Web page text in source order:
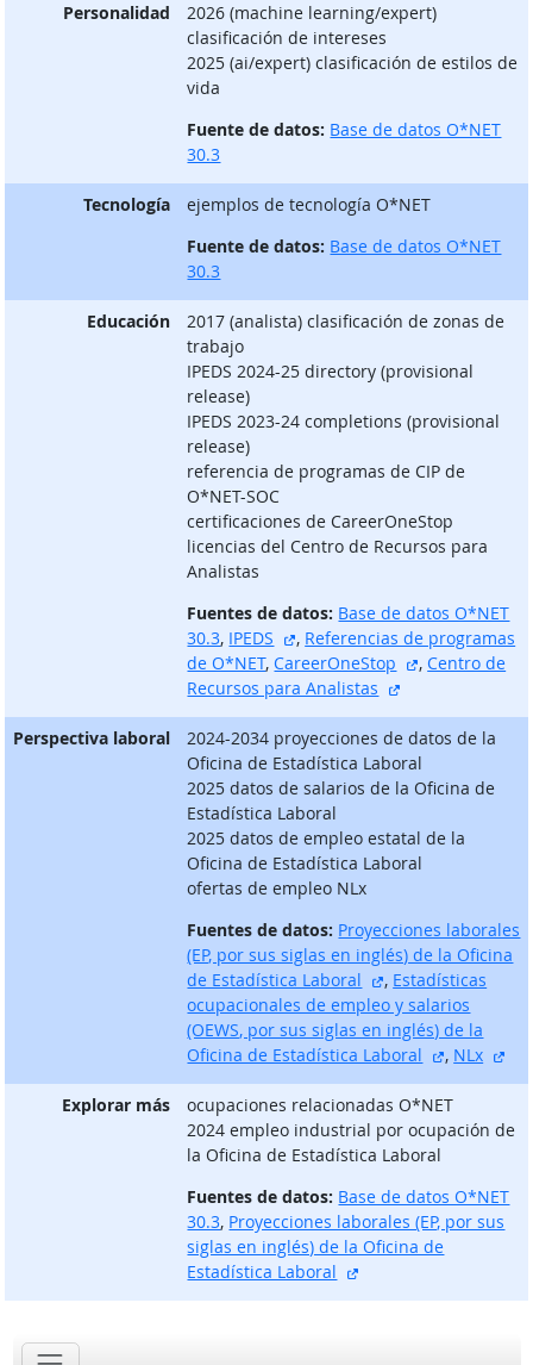
Personalidad
2026 (machine learning/expert)
clasificación de intereses
2025 (ai/expert) clasificación de estilos de
vida
Fuente de datos: Base de datos O*NET
30.3
Tecnología
ejemplos de tecnología O*NET
Fuente de datos: Base de datos O*NET
30.3
Educación
2017 (analista) clasificación de zonas de
trabajo
IPEDS 2024-25 directory (provisional
release)
IPEDS 2023-24 completions (provisional
release)
referencia de programas de CIP de
O*NET-SOC
certificaciones de CareerOneStop
licencias del Centro de Recursos para
Analistas
Fuentes de datos: Base de datos O*NET
30.3, IPEDS sitio externo
, Referencias de programas
de O*NET,CareerOneStop sitio externo
,Centro de
Recursos para Analistas
Perspectiva laboral
2024-2034 proyecciones de datos de la
Oficina de Estadística Laboral
2025 datos de salarios de la Oficina de
Estadística Laboral
2025 datos de empleo estatal de la
Oficina de Estadística Laboral
ofertas de empleo NLx
Fuentes de datos: Proyecciones laborales
(EP, por sus siglas en inglés) de la Oficina
de Estadística Laboral
sitio externo
, Estadísticas
ocupacionales de empleo y salarios
(OEWS, por sus siglas en inglés) de la
Oficina de Estadística Laboral
sitio
, NLx
Explorar más
ocupaciones relacionadas O*NET
2024 empleo industrial por ocupación de
la Oficina de Estadística Laboral
Fuentes de datos: Base de datos O*NET
30.3, Proyecciones laborales (EP, por sus
siglas en inglés) de la Oficina de
Estadística Laboral